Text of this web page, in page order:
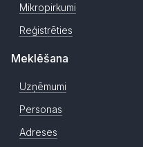
Mikropirkumi
Reģistrēties
Meklēšana
Uzņēmumi
Personas
Adreses